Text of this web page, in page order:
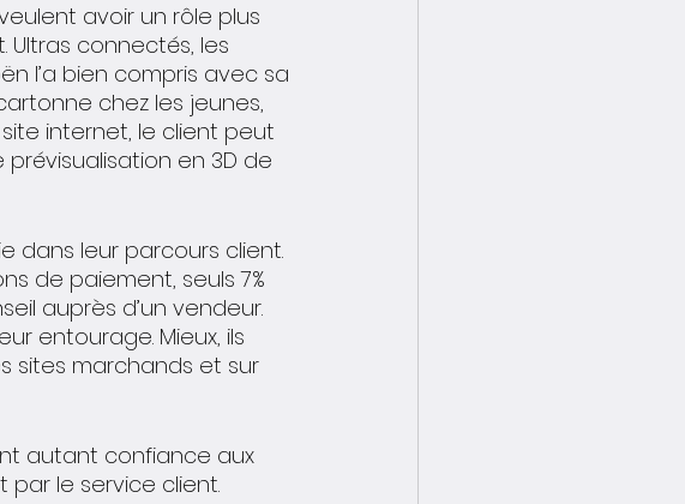
avoir un rôle plus
connectés, les
l’a bien compris avec sa
chez les jeunes,
site internet, le client peut
en 3D de
dans leur parcours client.
de paiement, seuls 7%
auprès d’un vendeur.
entourage. Mieux, ils
sites marchands et sur
autant confiance aux
par le service client.